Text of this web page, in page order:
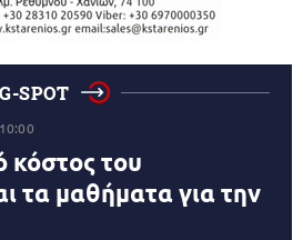
G-SPOT
10:00
κόστος του
τα μαθήματα για την